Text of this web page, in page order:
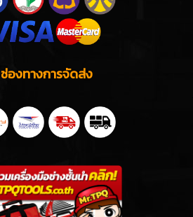
ช่องทางการจัดส่ง